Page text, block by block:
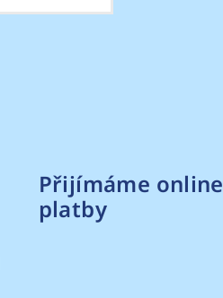
Přijímáme online
platby